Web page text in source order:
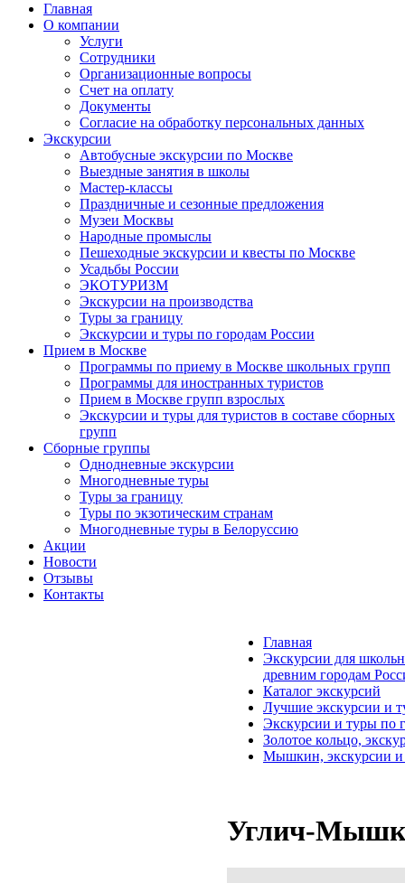
Главная
О компании
Услуги
Сотрудники
Организационные вопросы
Счет на оплату
Документы
Согласие на обработку персональных данных
Экскурсии
Автобусные экскурсии по Москве
Выездные занятия в школы
Мастер-классы
Праздничные и сезонные предложения
Музеи Москвы
Народные промыслы
Пешеходные экскурсии и квесты по Москве
Усадьбы России
ЭКОТУРИЗМ
Экскурсии на производства
Туры за границу
Экскурсии и туры по городам России
Прием в Москве
Программы по приему в Москве школьных групп
Программы для иностранных туристов
Прием в Москве групп взрослых
Экскурсии и туры для туристов в составе сборных
групп
Сборные группы
Однодневные экскурсии
Многодневные туры
Туры за границу
Туры по экзотическим странам
Многодневные туры в Белоруссию
Акции
Новости
Отзывы
Контакты
Главная
Экскурсии для
древним городам
Каталог экскурсий
Лучшие экскурсии и
Экскурсии и туры по
Золотое кольцо,
Мышкин, экскурсии и
Углич-